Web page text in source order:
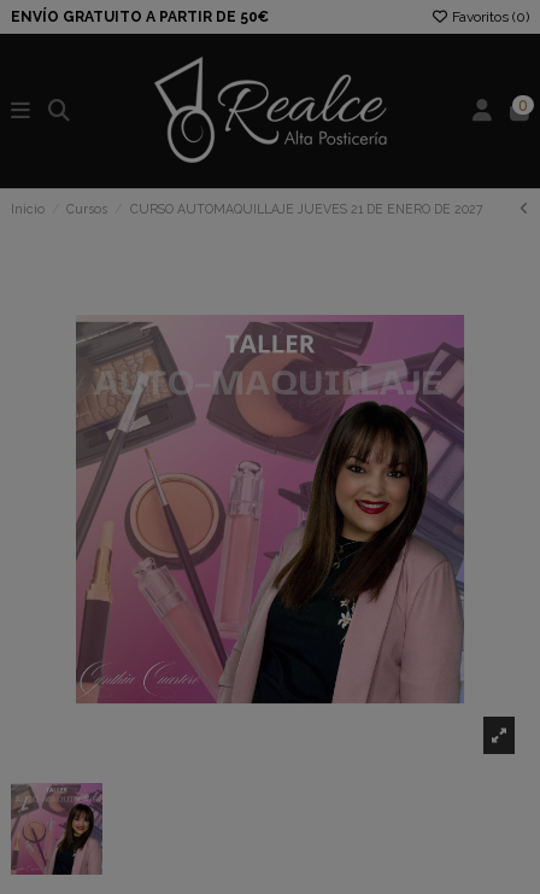
ENVÍO GRATUITO A PARTIR DE 50€ Favoritos (0)
0
Inicio Cursos CURSO AUTOMAQUILLAJE JUEVES 21 DE ENERO DE 2027